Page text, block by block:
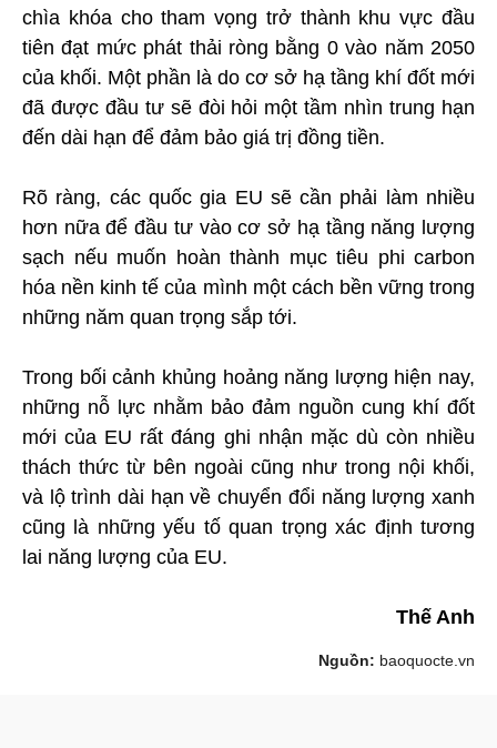
chìa khóa cho tham vọng trở thành khu vực đầu
tiên đạt mức phát thải ròng bằng 0 vào năm 2050
của khối. Một phần là do cơ sở hạ tầng khí đốt mới
đã được đầu tư sẽ đòi hỏi một tầm nhìn trung hạn
đến dài hạn để đảm bảo giá trị đồng tiền.
Rõ ràng, các quốc gia EU sẽ cần phải làm nhiều
hơn nữa để đầu tư vào cơ sở hạ tầng năng lượng
sạch nếu muốn hoàn thành mục tiêu phi carbon
hóa nền kinh tế của mình một cách bền vững trong
những năm quan trọng sắp tới.
Trong bối cảnh khủng hoảng năng lượng hiện nay,
những nỗ lực nhằm bảo đảm nguồn cung khí đốt
mới của EU rất đáng ghi nhận mặc dù còn nhiều
thách thức từ bên ngoài cũng như trong nội khối,
và lộ trình dài hạn về chuyển đổi năng lượng xanh
cũng là những yếu tố quan trọng xác định tương
lai năng lượng của EU.
Thế Anh
Nguồn: baoquocte.vn